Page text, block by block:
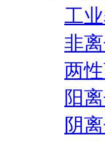
工
非
两
阳
阴